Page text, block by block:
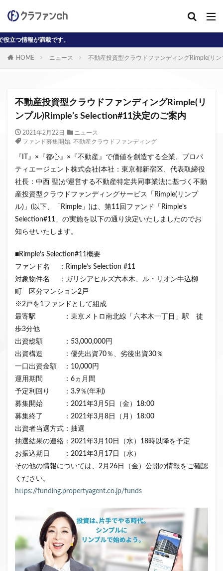
満載です。
HOME ニュース 不動産投資型クラウドファンディングRimple(リ
不動産投資型クラウドファンディングRimple(リ
ンプル)Rimple’s Selection#11決定のご案内
2021年2月22日
ニュース
ファンド募集開始, 不動産クラウドファンディング
『IT』×『都心』×『不動産』で価値を創造する企業、プロパ
ティエージェント株式会社(本社：東京都新宿区、代表取締役
社長：中西 聖)が運営する不動産特定共同事業法に基づく不動
産投資型クラウドファンディングサービス「Rimple(リンプ
ル)」(以下、「Rimple」)は、第11回ファンド「Rimple’s
Selection#11」の実施を以下の通り決定いたしましたのでお
知らせいたします。
■Rimple’s Selection#11概要
ファンド名 ：Rimple’s Selection #11
対象物件名 ：ガリシアヒルズ六本木、ル・リオン牛込柳
町 区分マンション2戸
※2戸を1ファンドとして組成
最寄駅 ：東京メトロ南北線「六本木一丁目」駅 徒
歩3分他
出資総額 ：53,000,000円
出資構造 ：優先出資70％、劣後出資30％
一口出資金額 ：10,000円
運用期間 ：6ヵ月間
予定利回り ：3.9％(年利)
募集開始 ：2021年3月5日（金）18:00
募集終了 ：2021年3月8日（月）18:00
出資者当選方式：抽選
抽選結果の連絡：2021年3月10日（水）18時以降を予定
お振込期日 ：2021年3月17日（水）
その他の情報については、2月26日（金）公開の情報をご確認
ください。
https://funding.propertyagent.co.jp/funds
カテゴリー
AD J-reit reit インタビュー動画
クラウドファンディングコラム
クラウファンディングコラム
デジタル証券 ニュース 不動産ST
不動産クラウドファンディング・オブ・ザ・イヤー
不動産クラウドファンディング協会 不特法
投資家向け 用語解説 系統用蓄電池
クラウドファンディング事業
クラウドファンディング新規参入
システム導入 業務提携 API連携
税金 eKYC 融資型クラウドファンディング
不動産クラウドファンディング
株式投資型クラウドファンディング
グローシップ・パートナーズ
意識調査 市場調査 セミナー アンケート
特例事業 CrowdShip Lending
キャンペーン CrowdFunding Channel
ソーシャルレンディング お役立ち情報
サービス一覧
ファンド募集完了 登録受付開始 買取保証
ファンド募集終了 クラウドクレジット
運用実績 イベント出展 セキュリティトークン
検索